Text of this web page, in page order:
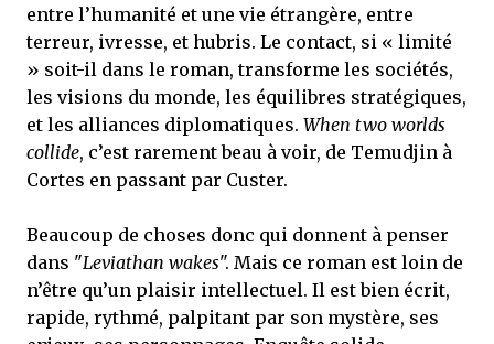
entre l’humanité et une vie étrangère, entre
terreur, ivresse, et hubris. Le contact, si « limité
» soit-il dans le roman, transforme les sociétés,
les visions du monde, les équilibres stratégiques,
et les alliances diplomatiques. When two worlds
collide, c’est rarement beau à voir, de Temudjin à
Cortes en passant par Custer.
Beaucoup de choses donc qui donnent à penser
dans "Leviathan wakes". Mais ce roman est loin de
n’être qu’un plaisir intellectuel. Il est bien écrit,
rapide, rythmé, palpitant par son mystère, ses